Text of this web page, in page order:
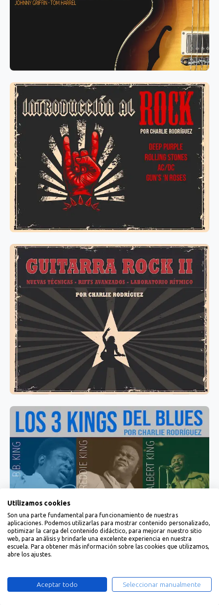
Utilizamos cookies
Son una parte fundamental para funcionamiento de nuestras
aplicaciones. Podemos utilizarlas para mostrar contenido personalizado,
optimizar la carga del contenido didáctico, para mejorar nuestro sitio
web, para análisis y brindarle una excelente experiencia en nuestra
escuela. Para obtener más información sobre las cookies que utilizamos,
abre los ajustes.
Aceptar todo Seleccionar manualmente